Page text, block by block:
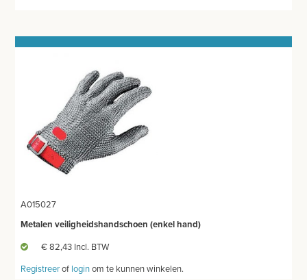
APPARATUUR EN DIAGNOSE
INSTRUMENTEN - INOX GERIEF
TWEEDEHANDS - LIQUIDATIE
A015027
Metalen veiligheidshandschoen (enkel hand)
€ 82,43 Incl. BTW
Registreerof loginom te kunnen winkelen.